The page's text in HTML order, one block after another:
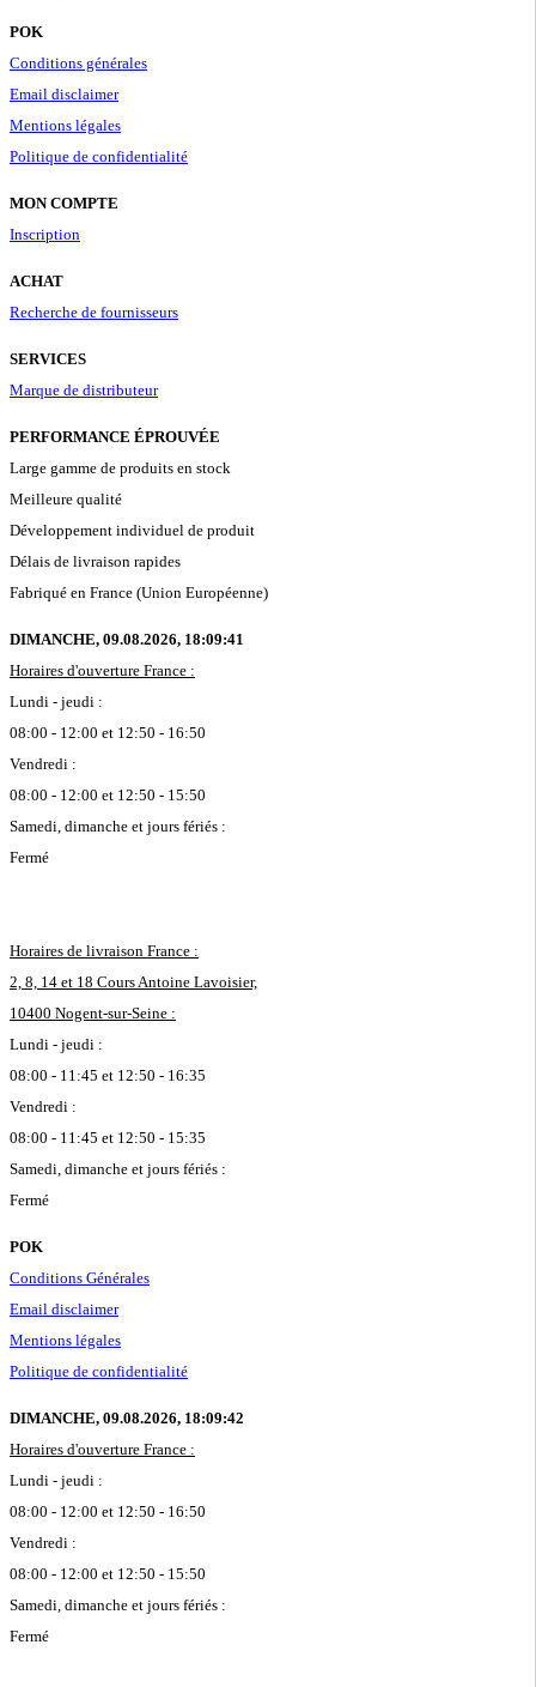
POK
Conditions générales
Email disclaimer
Mentions légales
Politique de confidentialité
MON COMPTE
Inscription
ACHAT
Recherche de fournisseurs
SERVICES
Marque de distributeur
PERFORMANCE ÉPROUVÉE
Large gamme de produits en stock
Meilleure qualité
Développement individuel de produit
Délais de livraison rapides
Fabriqué en France (Union Européenne)
DIMANCHE, 09.08.2026, 18:09:42
Horaires d'ouverture France :
Lundi - jeudi :
08:00 - 12:00 et 12:50 - 16:50
Vendredi :
08:00 - 12:00 et 12:50 - 15:50
Samedi, dimanche et jours fériés :
Fermé
Horaires de livraison France :
2, 8, 14 et 18 Cours Antoine Lavoisier,
10400 Nogent-sur-Seine :
Lundi - jeudi :
08:00 - 11:45 et 12:50 - 16:35
Vendredi :
08:00 - 11:45 et 12:50 - 15:35
Samedi, dimanche et jours fériés :
Fermé
POK
Conditions Générales
Email disclaimer
Mentions légales
Politique de confidentialité
DIMANCHE, 09.08.2026, 18:09:43
Horaires d'ouverture France :
Lundi - jeudi :
08:00 - 12:00 et 12:50 - 16:50
Vendredi :
08:00 - 12:00 et 12:50 - 15:50
Samedi, dimanche et jours fériés :
Fermé